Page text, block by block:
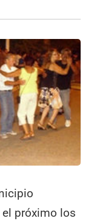
o
m
p
ar
tir
próximo los